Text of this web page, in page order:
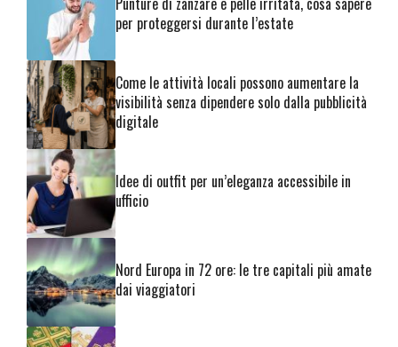
per proteggersi durante l’estate
Come le attività locali possono aumentare la
visibilità senza dipendere solo dalla pubblicità
digitale
Idee di outfit per un’eleganza accessibile in
ufficio
Nord Europa in 72 ore: le tre capitali più amate
dai viaggiatori